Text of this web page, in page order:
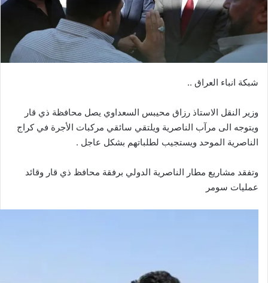
شبكة انباء العراق ..
وزير النقل الاستاذ رزاق محيبس السعداوي يصل محافظة ذي قار
ويتوجه الى مرآب الناصرية ويلتقي سائقي مركبات الأجرة في كراج
الناصرية الموحد ويستجيب لطلباتهم بشكل عاجل .
وتفقد مشاريع مطار الناصرية الدولي برفقة محافظ ذي قار وقائد
عمليات سومر